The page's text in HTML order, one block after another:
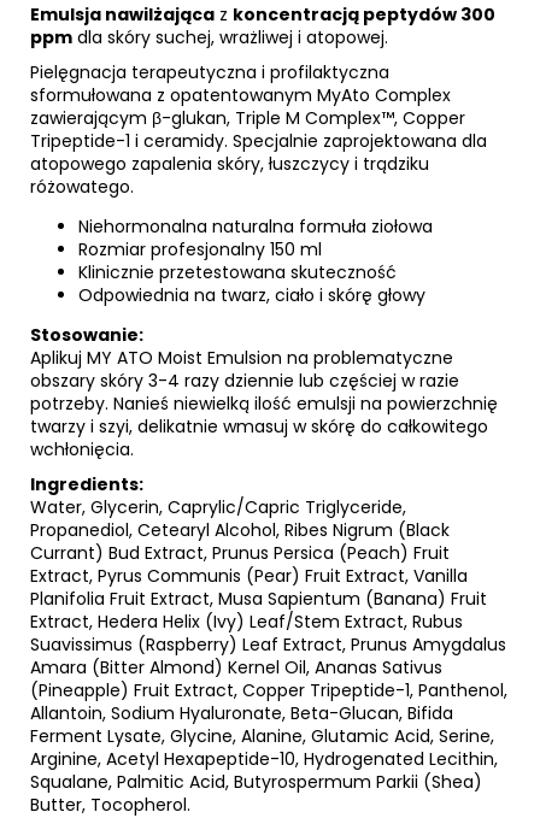
Emulsja nawilżająca z koncentracją peptydów 300
ppm dla skóry suchej, wrażliwej i atopowej.
Pielęgnacja terapeutyczna i profilaktyczna
sformułowana z opatentowanym MyAto Complex
zawierającym β-glukan, Triple M Complex™, Copper
Tripeptide-1 i ceramidy. Specjalnie zaprojektowana dla
atopowego zapalenia skóry, łuszczycy i trądziku
różowatego.
Niehormonalna naturalna formuła ziołowa
Rozmiar profesjonalny 150 ml
Klinicznie przetestowana skuteczność
Odpowiednia na twarz, ciało i skórę głowy
Stosowanie:
Aplikuj MY ATO Moist Emulsion na problematyczne
obszary skóry 3-4 razy dziennie lub częściej w razie
potrzeby. Nanieś niewielką ilość emulsji na powierzchnię
twarzy i szyi, delikatnie wmasuj w skórę do całkowitego
wchłonięcia.
Ingredients:
Water, Glycerin, Caprylic/Capric Triglyceride,
Propanediol, Cetearyl Alcohol, Ribes Nigrum (Black
Currant) Bud Extract, Prunus Persica (Peach) Fruit
Extract, Pyrus Communis (Pear) Fruit Extract, Vanilla
Planifolia Fruit Extract, Musa Sapientum (Banana) Fruit
Extract, Hedera Helix (Ivy) Leaf/Stem Extract, Rubus
Suavissimus (Raspberry) Leaf Extract, Prunus Amygdalus
Amara (Bitter Almond) Kernel Oil, Ananas Sativus
(Pineapple) Fruit Extract, Copper Tripeptide-1, Panthenol,
Allantoin, Sodium Hyaluronate, Beta-Glucan, Bifida
Ferment Lysate, Glycine, Alanine, Glutamic Acid, Serine,
Arginine, Acetyl Hexapeptide-10, Hydrogenated Lecithin,
Squalane, Palmitic Acid, Butyrospermum Parkii (Shea)
Butter, Tocopherol.